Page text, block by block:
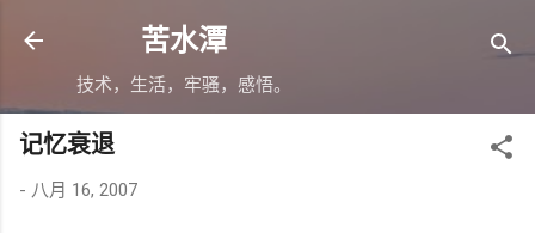
跳至主要内容
苦水潭
技术，生活，牢骚，感悟。
记忆衰退
- 八月 16, 2007